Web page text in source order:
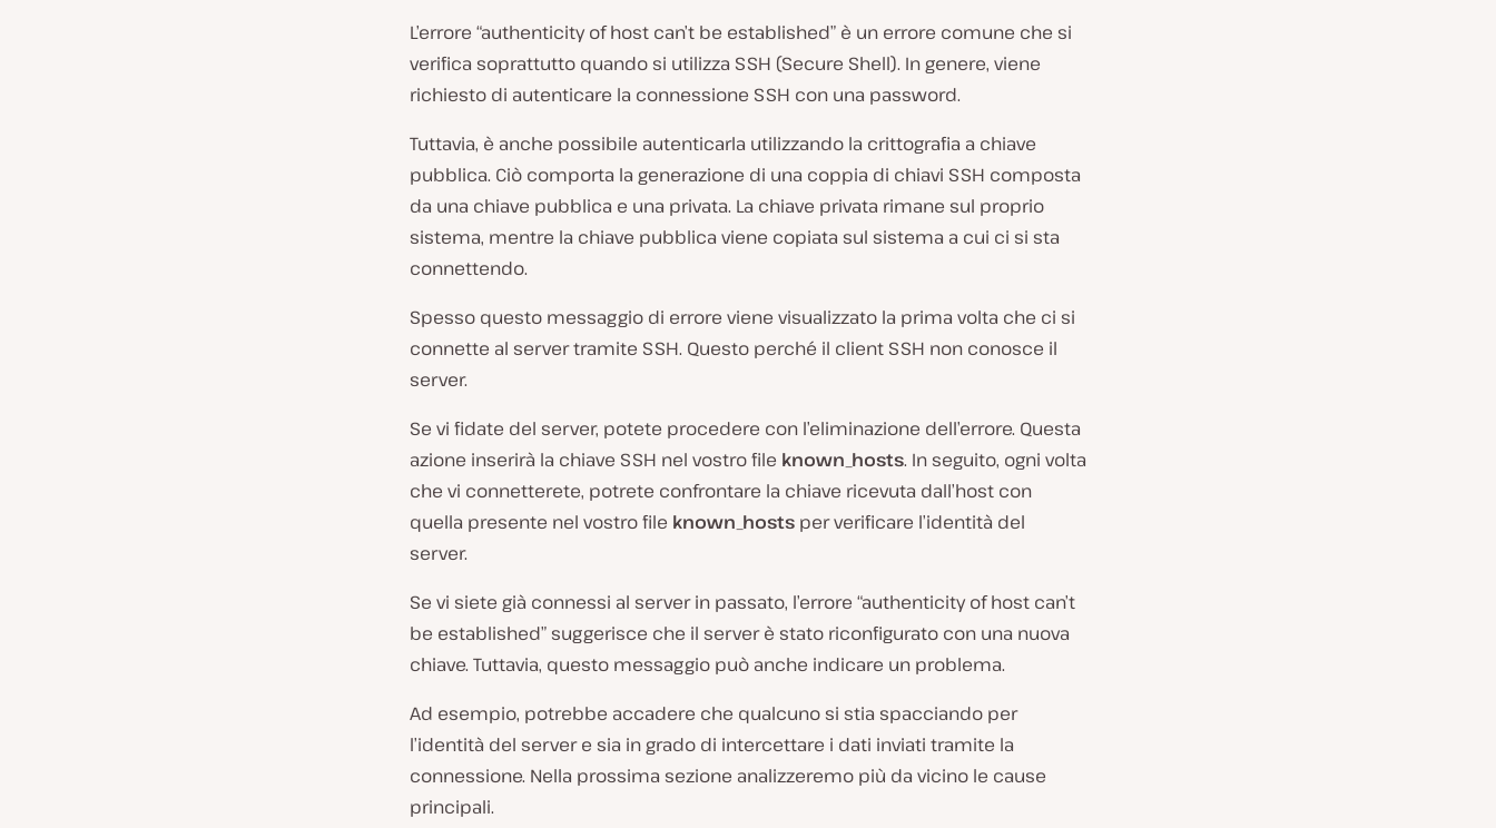
L’errore “authenticity of host can’t be established” è un errore comune che si
verifica soprattutto quando si utilizza SSH (Secure Shell). In genere, viene
richiesto di autenticare la connessione SSH con una password.
Tuttavia, è anche possibile autenticarla utilizzando la crittografia a chiave
pubblica. Ciò comporta la generazione di una coppia di chiavi SSH composta
da una chiave pubblica e una privata. La chiave privata rimane sul proprio
sistema, mentre la chiave pubblica viene copiata sul sistema a cui ci si sta
connettendo.
Spesso questo messaggio di errore viene visualizzato la prima volta che ci si
connette al server tramite SSH. Questo perché il client SSH non conosce il
server.
Se vi fidate del server, potete procedere con l’eliminazione dell’errore. Questa
azione inserirà la chiave SSH nel vostro file known_hosts. In seguito, ogni volta
che vi connetterete, potrete confrontare la chiave ricevuta dall’host con
quella presente nel vostro file known_hosts per verificare l’identità del
server.
Se vi siete già connessi al server in passato, l’errore “authenticity of host can’t
be established” suggerisce che il server è stato riconfigurato con una nuova
chiave. Tuttavia, questo messaggio può anche indicare un problema.
Ad esempio, potrebbe accadere che qualcuno si stia spacciando per
l’identità del server e sia in grado di intercettare i dati inviati tramite la
connessione. Nella prossima sezione analizzeremo più da vicino le cause
principali.